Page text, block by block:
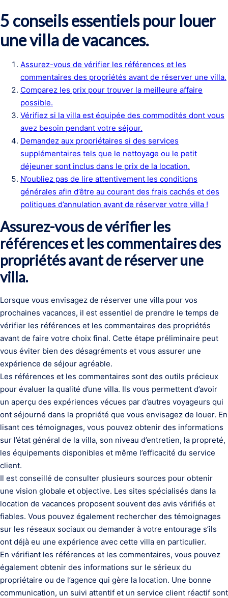
5 conseils essentiels pour louer
une villa de vacances.
Assurez-vous de vérifier les références et les
commentaires des propriétés avant de réserver une villa.
Comparez les prix pour trouver la meilleure affaire
possible.
Vérifiez si la villa est équipée des commodités dont vous
avez besoin pendant votre séjour.
Demandez aux propriétaires si des services
supplémentaires tels que le nettoyage ou le petit
déjeuner sont inclus dans le prix de la location.
N’oubliez pas de lire attentivement les conditions
générales afin d’être au courant des frais cachés et des
politiques d’annulation avant de réserver votre villa !
Assurez-vous de vérifier les
références et les commentaires des
propriétés avant de réserver une
villa.
Lorsque vous envisagez de réserver une villa pour vos
prochaines vacances, il est essentiel de prendre le temps de
vérifier les références et les commentaires des propriétés
avant de faire votre choix final. Cette étape préliminaire peut
vous éviter bien des désagréments et vous assurer une
expérience de séjour agréable.
Les références et les commentaires sont des outils précieux
pour évaluer la qualité d’une villa. Ils vous permettent d’avoir
un aperçu des expériences vécues par d’autres voyageurs qui
ont séjourné dans la propriété que vous envisagez de louer. En
lisant ces témoignages, vous pouvez obtenir des informations
sur l’état général de la villa, son niveau d’entretien, la propreté,
les équipements disponibles et même l’efficacité du service
client.
Il est conseillé de consulter plusieurs sources pour obtenir
une vision globale et objective. Les sites spécialisés dans la
location de vacances proposent souvent des avis vérifiés et
fiables. Vous pouvez également rechercher des témoignages
sur les réseaux sociaux ou demander à votre entourage s’ils
ont déjà eu une expérience avec cette villa en particulier.
En vérifiant les références et les commentaires, vous pouvez
également obtenir des informations sur le sérieux du
propriétaire ou de l’agence qui gère la location. Une bonne
communication, un suivi attentif et un service client réactif sont